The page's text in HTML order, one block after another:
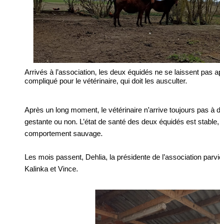
Arrivés à l’association, les deux équidés ne se laissent pas
compliqué pour le vétérinaire, qui doit les ausculter.
Après un long moment, le vétérinaire n’arrive toujours pas à
gestante ou non. L’état de santé des deux équidés est
comportement sauvage.
Les mois passent, Dehlia, la présidente de l’association
Kalinka et Vince.